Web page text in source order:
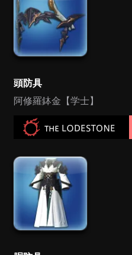
頭防具
阿修羅鉢金【学士】